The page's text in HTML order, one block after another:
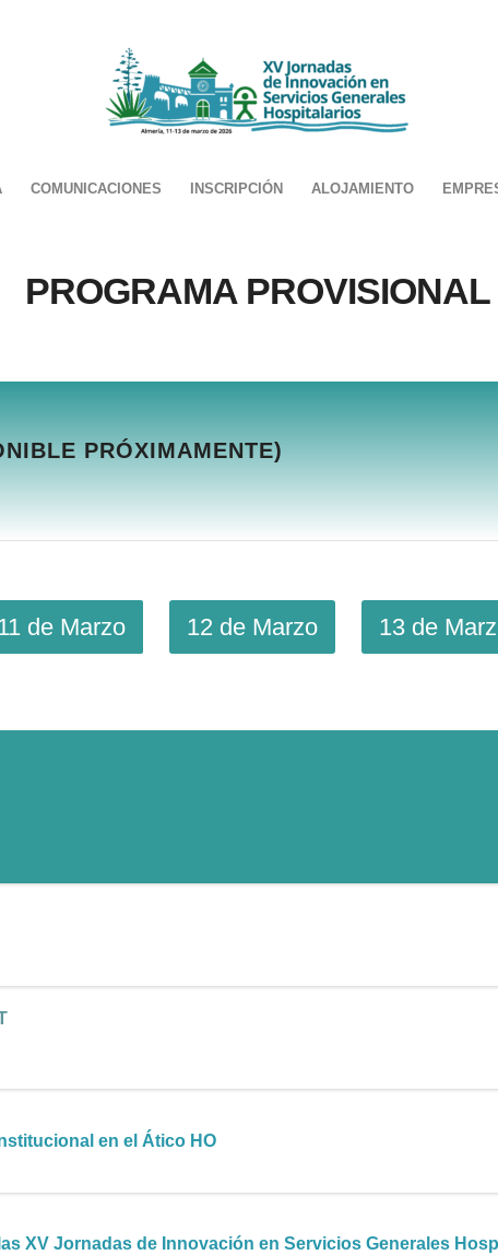
COMUNICACIONES INSCRIPCIÓN ALOJAMIENTO
PROGRAMA PROVISIONAL
PRÓXIMAMENTE)
de Marzo 12 de Marzo 13 de
en el Ático HO
XV Jornadas de Innovación en Servicios Generales